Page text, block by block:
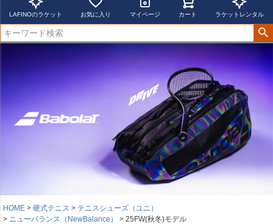
LAFINOのラケット お気に入り マイページ カート ラケットレンタル
HOME 硬式テニス
テニスシューズ（ユニ）
ニューバランス（NewBalance）
25FW(秋冬)モデル